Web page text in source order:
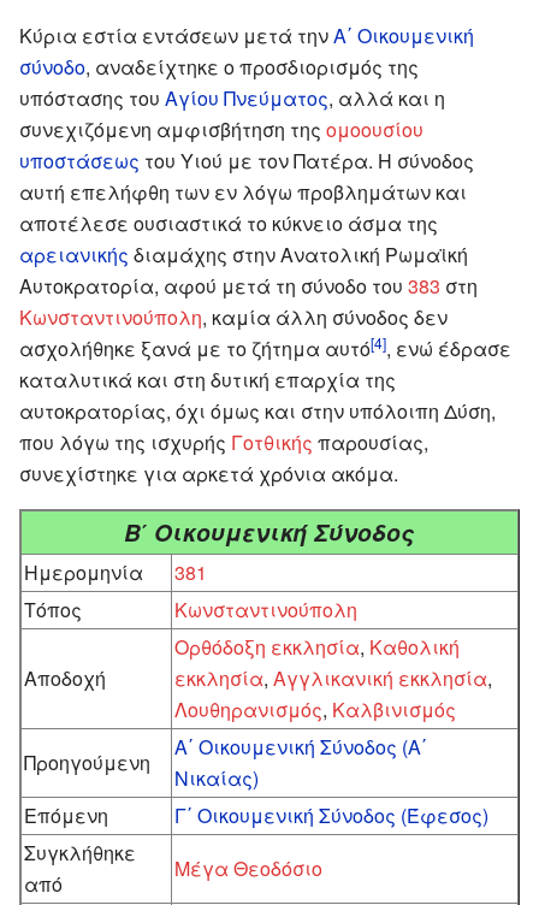
Κύρια εστία εντάσεων μετά τηνΑ΄ Οικουμενική
σύνοδο, αναδείχτηκε ο προσδιορισμός της
υπόστασης του Αγίου Πνεύματος, αλλά και η
συνεχιζόμενη αμφισβήτηση της ομοουσίου
υποστάσεως του Υιού με τον Πατέρα. Η σύνοδος
αυτή επελήφθη των εν λόγω προβλημάτων και
αποτέλεσε ουσιαστικά το κύκνειο άσμα της
αρειανικής διαμάχης στην Ανατολική Ρωμαϊκή
Αυτοκρατορία, αφού μετά τη σύνοδο του 383 στη
Κωνσταντινούπολη, καμία άλλη σύνοδος δεν
ασχολήθηκε ξανά με το ζήτημα αυτό[4], ενώ έδρασε
καταλυτικά και στη δυτική επαρχία της
αυτοκρατορίας, όχι όμως και στην υπόλοιπη Δύση,
που λόγω της ισχυρής Γοτθικής παρουσίας,
συνεχίστηκε για αρκετά χρόνια ακόμα.
Β΄ Οικουμενική Σύνοδος
Ημερομηνία
381
Τόπος
Κωνσταντινούπολη
Αποδοχή
Ορθόδοξη εκκλησία, Καθολική
εκκλησία, Αγγλικανική εκκλησία,
Λουθηρανισμός, Καλβινισμός
Προηγούμενη
Α΄ Οικουμενική Σύνοδος (Α΄
Νικαίας)
Επόμενη
Γ΄ Οικουμενική Σύνοδος (Έφεσος)
Συγκλήθηκε
από
Μέγα Θεοδόσιο